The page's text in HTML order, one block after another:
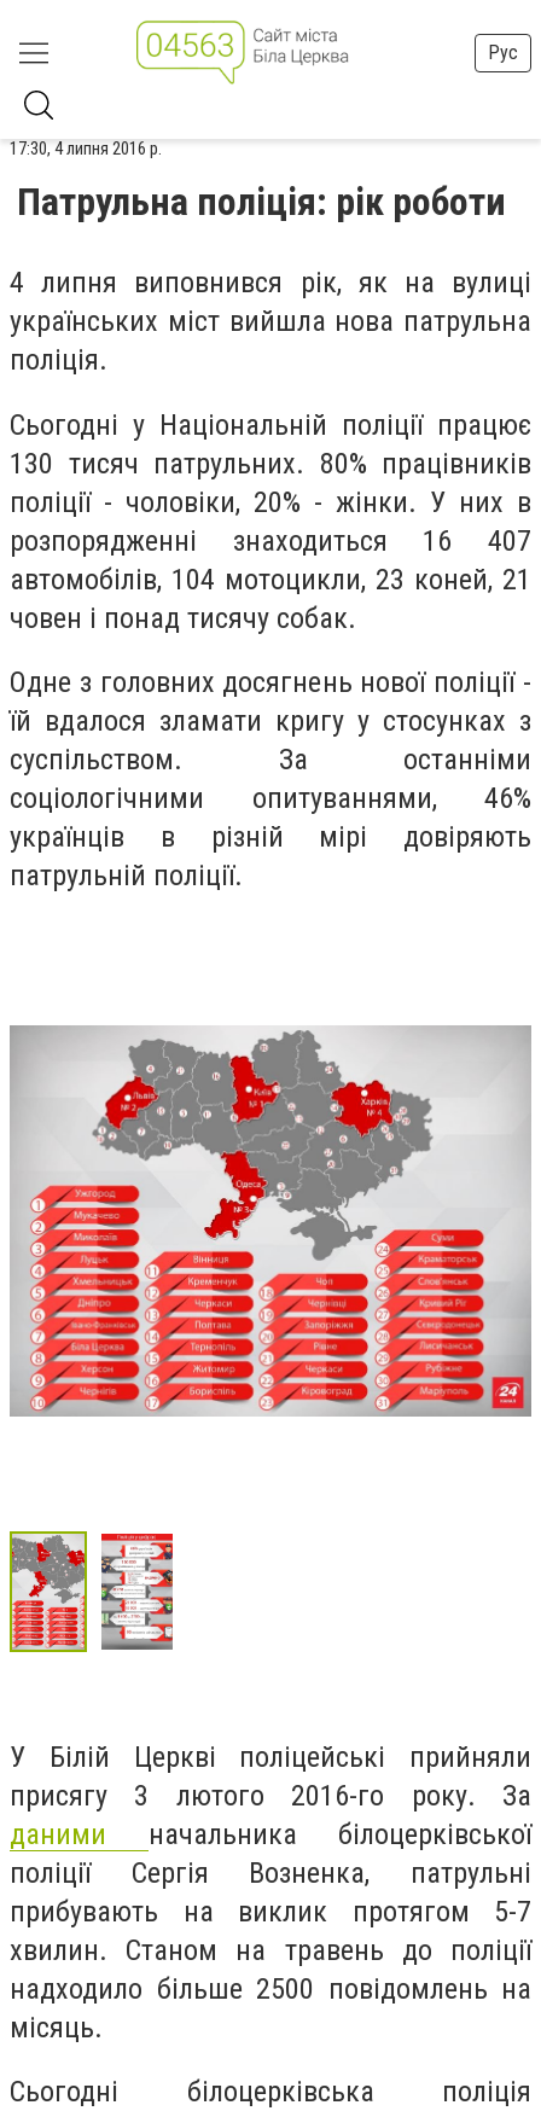
Рус
17:30, 4 липня 2016 р.
Патрульна поліція: рік роботи
4 липня виповнився рік, як на вулиці
українських міст вийшла нова патрульна
поліція.
Сьогодні у Національній поліції працює
130 тисяч патрульних. 80% працівників
поліції - чоловіки, 20% - жінки. У них в
розпорядженні знаходиться 16 407
автомобілів, 104 мотоцикли, 23 коней, 21
човен і понад тисячу собак.
Одне з головних досягнень нової поліції -
їй вдалося зламати кригу у стосунках з
суспільством. За останніми
соціологічними опитуваннями, 46%
українців в різній мірі довіряють
патрульній поліції.
У Білій Церкві поліцейські прийняли
присягу 3 лютого 2016-го року. За
даними начальника білоцерківської
поліції Сергія Возненка, патрульні
прибувають на виклик протягом 5-7
хвилин. Станом на травень до поліції
надходило більше 2500 повідомлень на
місяць.
Сьогодні білоцерківська поліція